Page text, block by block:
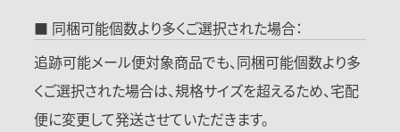
■ 同梱可能個数より多くご選択された場合：
追跡可能メール便対象商品でも、同梱可能個数より多
くご選択された場合は、規格サイズを超えるため、宅配
便に変更して発送させていただきます。